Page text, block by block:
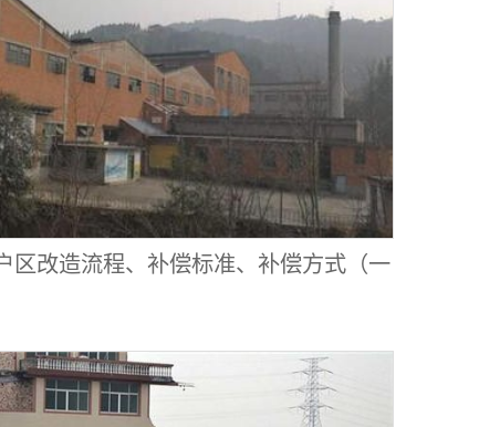
区改造流程、补偿标准、补偿方式（一